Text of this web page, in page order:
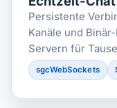
Persistente
Kanäle und
Servern für
sgcWebSockets